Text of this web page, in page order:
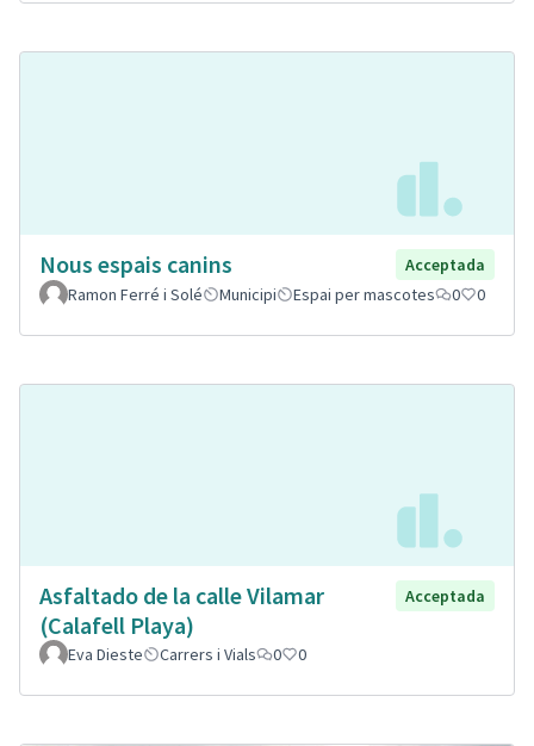
Nous espais canins
Acceptada
Ramon Ferré i Solé
Municipi Espai per mascotes 0 0
Asfaltado de la calle Vilamar
(Calafell Playa)
Acceptada
Eva Dieste Carrers i Vials 0 0